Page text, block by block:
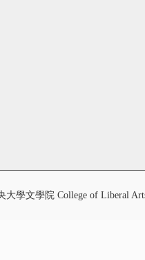
大學文學院 College of Liberal